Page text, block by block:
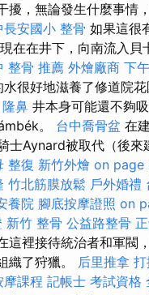
擾，無論發生什麼事情
長安國小 整骨 如果這很
在在井下，向南流入貝
整骨 推薦 外燴廠商 下
水很好地滋養了修道院花
隆鼻 井本身可能還不夠
。 台中喬骨盆 在
士Aynard被取代（後來
整復 新竹外燴 on page
竹北筋膜放鬆 戶外婚禮
養院 腳底按摩證照 on
新竹 整骨 公益路整骨
這裡接待統治者和軍閥
織了狩獵。 后里推拿
摩課程 記帳士 考試資格